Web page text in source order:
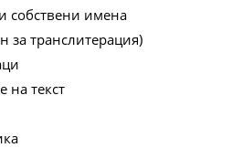
собствени имена
за транслитерация)
на текст